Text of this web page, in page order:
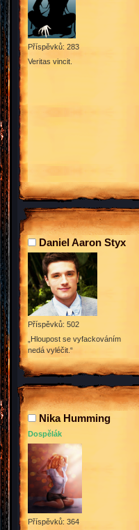
Příspěvků: 283
Veritas vincit.
Daniel Aaron Styx
Příspěvků: 502
„Hloupost se vyfackováním
nedá vyléčit.“
Nika Humming
Dospělák
Příspěvků: 364